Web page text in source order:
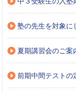
塾の先生を対象に
夏期講習会のご案
前期中間テストの